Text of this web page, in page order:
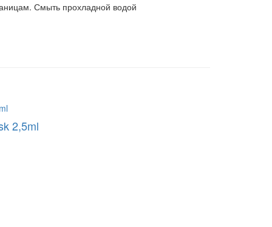
Смыть прохладной водой
2,5ml